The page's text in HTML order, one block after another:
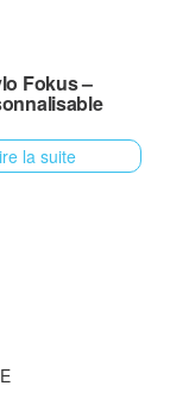
Fokus –
la suite